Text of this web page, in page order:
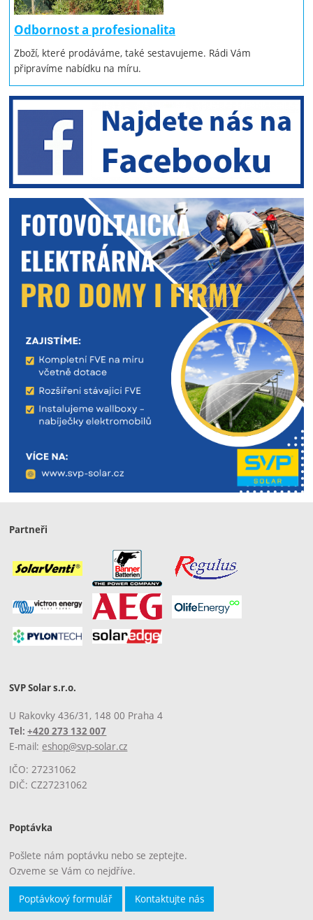
Odbornost a profesionalita
Zboží, které prodáváme, také sestavujeme. Rádi Vám
připravíme nabídku na míru.
Partneři
SVP Solar s.r.o.
U Rakovky 436/31, 148 00 Praha 4
Tel:+420 273 132 007
E-mail: eshop@svp-solar.cz
IČO: 27231062
DIČ: CZ27231062
Poptávka
Pošlete nám poptávku nebo se zeptejte.
Ozveme se Vám co nejdříve.
Poptávkový formulář Kontaktujte nás